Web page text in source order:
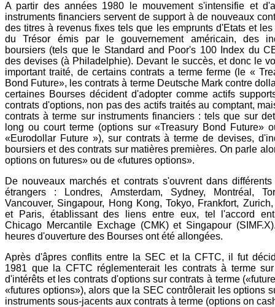
A partir des années 1980 le mouvement s'intensifie et
instruments financiers servent de support à de nouveaux
des titres à revenus fixes tels que les emprunts d'Etats et les
du Trésor émis par le gouvernement américain, des
boursiers (tels que le Standard and Poor's 100 Index du
des devises (à Philadelphie). Devant le succès, et donc le
important traité, de certains contrats a terme ferme (le «
Bond Future», les contrats à terme Deutsche Mark contre
certaines Bourses décident d'adopter comme actifs
contrats d'options, non pas des actifs traités au comptant,
contrats à terme sur instruments financiers : tels que sur
long ou court terme (options sur «Treasury Bond Future»
«Eurodollar Future »), sur contrats à terme de devises,
boursiers et des contrats sur matières premières. On parle
options on futures» ou de «futures options».
De nouveaux marchés et contrats s'ouvrent dans différents
étrangers : Londres, Amsterdam, Sydney, Montréal,
Vancouver, Singapour, Hong Kong, Tokyo, Frankfort,
et Paris, établissant des liens entre eux, tel l'accord
Chicago Mercantile Exchage (CMK) et Singapour
heures d'ouverture des Bourses ont été allongées.
Après d'âpres conflits entre la SEC et la CFTC, il fut
1981 que la CFTC réglementerait les contrats à terme
d'intérêts et les contrats d'options sur contrats à terme
«futures options»), alors que la SEC contrôlerait les options
instruments sous-jacents aux contrats à terme (options on